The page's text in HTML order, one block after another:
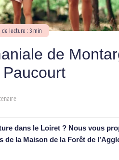
de lecture : 3 min
de
dans le Loiret ? Nous vous
la Maison de la Forêt de